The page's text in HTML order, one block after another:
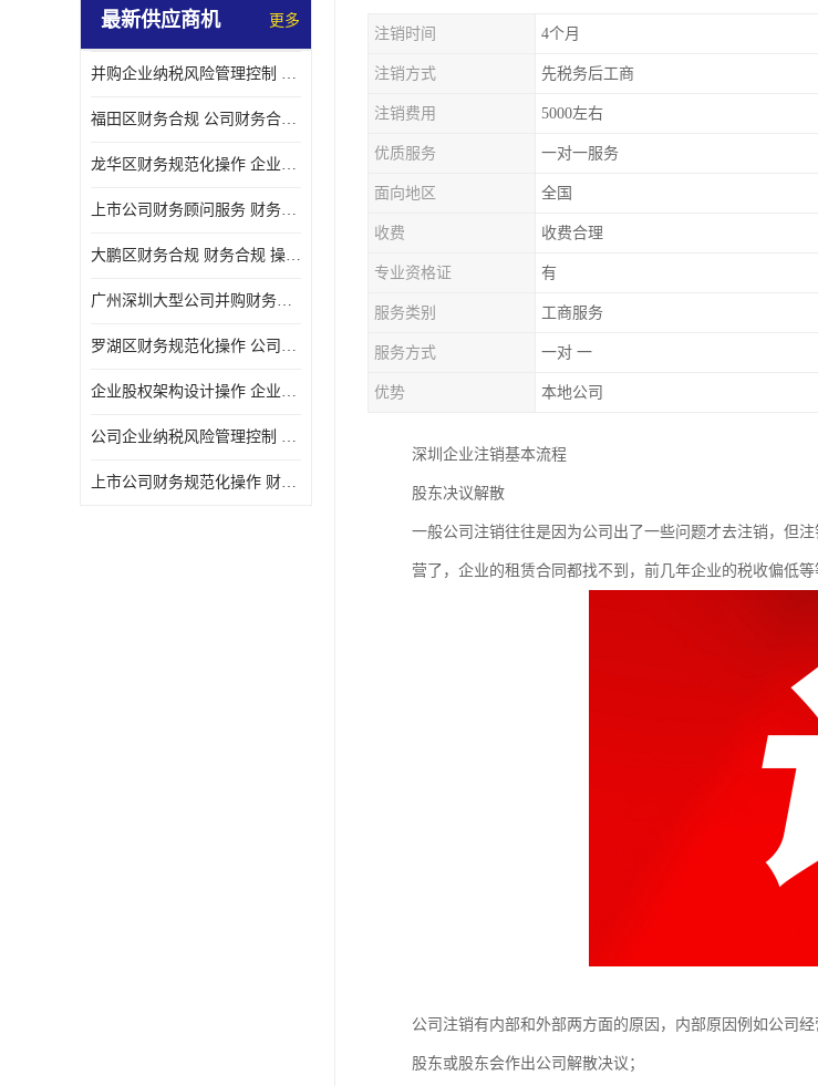
宝安西乡代理记帐
注册公司
最新供应商机 更多
并购企业纳税风险管理控制 企业纳税风险管理控制 如何操作
福田区财务合规 公司财务合规 如何处理实现税务*风险
龙华区财务规范化操作 企业纳税风险管理控制 操作起来简单易行
上市公司财务顾问服务 财务合规 如何才能达到目标
大鹏区财务合规 财务合规 操作起来简单易行
广州深圳大型公司并购财务顾问 财务规范化操作 办理要多长时间
罗湖区财务规范化操作 公司财务合规 盛莱企管
企业股权架构设计操作 企业纳税风险管理控制 怎样操作税务合规
公司企业纳税风险管理控制 财务顾问 操作起来简单易行
上市公司财务规范化操作 财务规范化操作 如何操作
注销时间 4个月
注销方式 先税务后工商
注销费用 5000左右
优质服务 一对一服务
面向地区 全国
收费 收费合理
专业资格证 有
服务类别 工商服务
服务方式 一对 一
优势 本地公司
深圳企业注销基本流程
股东决议解散
一般公司注销往往是因为公司出了一些问题才去注销，但
营了，企业的租赁合同都找不到，前几年企业的税收偏低
公司注销有内部和外部两方面的原因，内部原因例如公司
股东或股东会作出公司解散决议；